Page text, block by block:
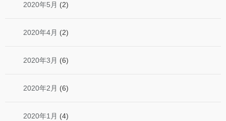
2020年5月 (2)
2020年4月 (2)
2020年3月 (6)
2020年2月 (6)
2020年1月 (4)